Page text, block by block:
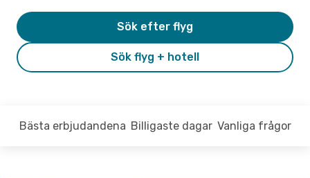
Sök flyg + hotell
Sök efter flyg
Bästa erbjudandena Billigaste dagar Vanliga frågor